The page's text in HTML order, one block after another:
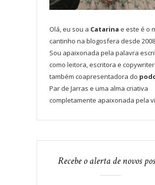
Olá, eu sou a Catarina e este é o
cantinho na blogosfera desde
Sou apaixonada pela palavra
como leitora, escritora e
também coapresentadora do
Par de Jarras e uma alma criativa
completamente apaixonada pela
Recebe o alerta de novos